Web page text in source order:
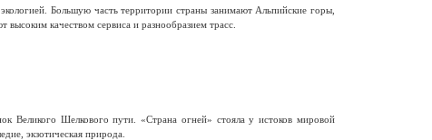
Большую часть территории страны занимают Альпийские горы,
качеством сервиса и разнообразием трасс.
Великого Шелкового пути. «Страна огней» стояла у истоков мировой
экзотическая природа.